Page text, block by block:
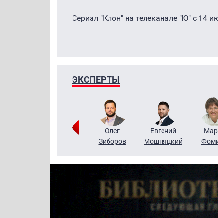
Сериал "Клон" на телеканале "Ю" с 14
ЭКСПЕРТЫ
Григорий
Олег
Зиборов
Евгений
Мошняцкий